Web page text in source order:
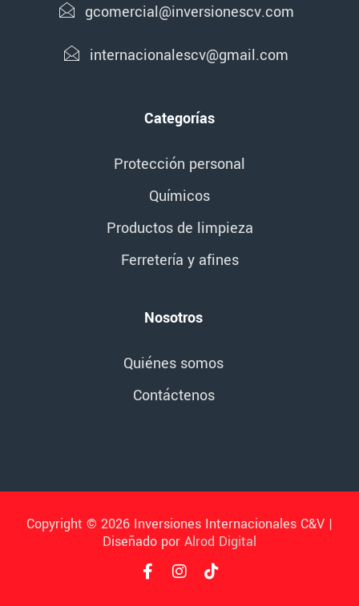
gcomercial@inversionescv.com
internacionalescv@gmail.com
Categorías
Protección personal
Químicos
Productos de limpieza
Ferretería y afines
Nosotros
Quiénes somos
Contáctenos
Copyright © 2026 Inversiones Internacionales C&V |
Diseñado por Alrod Digital